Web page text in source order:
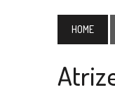
2 DE
1 DE
31 DE
HOME